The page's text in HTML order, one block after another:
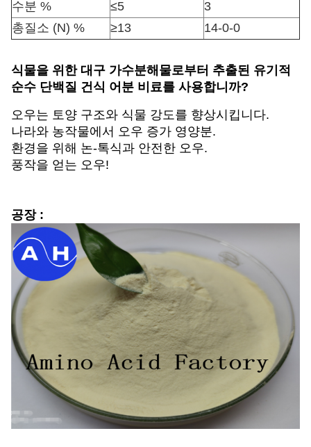
수분 %
≤5
3
총질소 (N) %
≥13 14-0-0
식물을 위한 대구 가수분해물로부터 추출된 유기적
순수 단백질 건식 어분 비료를 사용합니까?
오우는 토양 구조와 식물 강도를 향상시킵니다.
나라와 농작물에서 오우 증가 영양분.
환경을 위해 논-톡식과 안전한 오우.
풍작을 얻는 오우!
공장 :